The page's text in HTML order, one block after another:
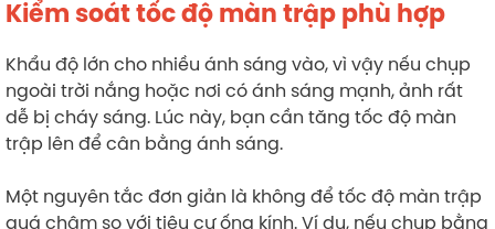
Kiểm soát tốc độ màn trập phù hợp
Khẩu độ lớn cho nhiều ánh sáng vào, vì vậy nếu chụp
ngoài trời nắng hoặc nơi có ánh sáng mạnh, ảnh rất
dễ bị cháy sáng. Lúc này, bạn cần tăng tốc độ màn
trập lên để cân bằng ánh sáng.
Một nguyên tắc đơn giản là không để tốc độ màn trập
quá chậm so với tiêu cự ống kính. Ví dụ, nếu chụp bằng